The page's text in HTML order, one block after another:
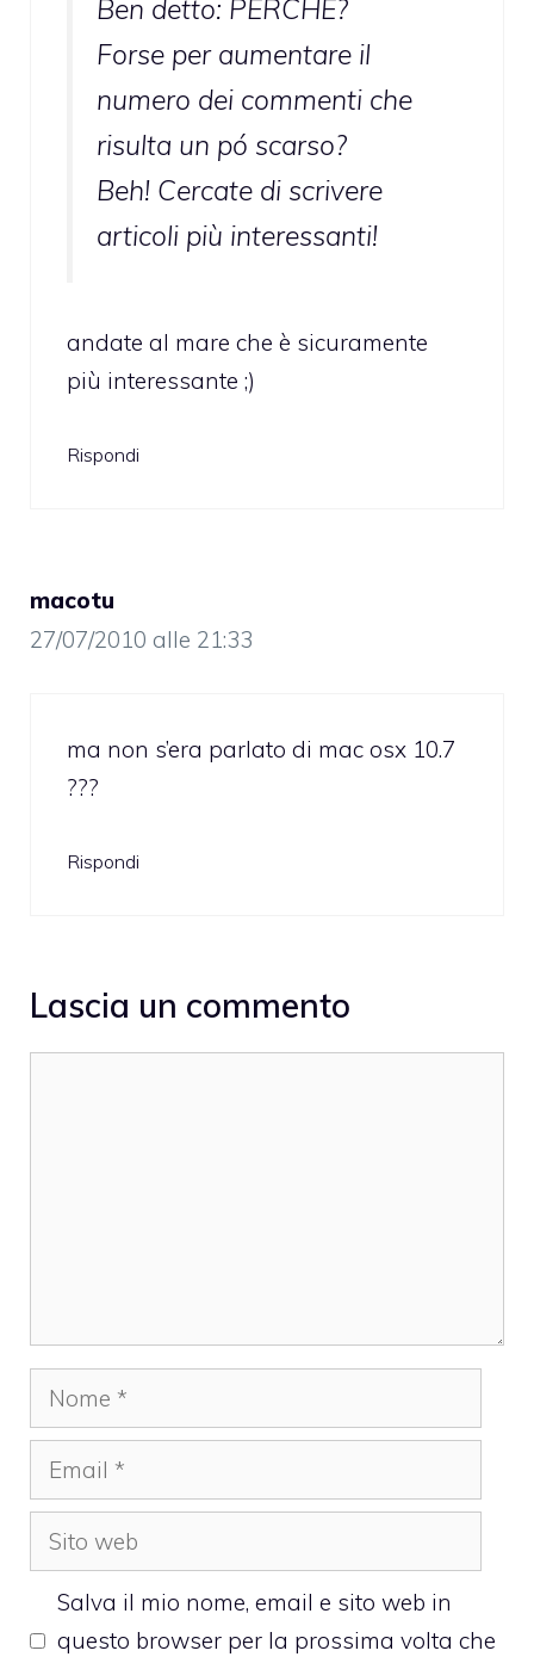
Ben detto: PERCHÉ?
Forse per aumentare il
numero dei commenti che
risulta un pó scarso?
Beh! Cercate di scrivere
articoli più interessanti!
andate al mare che è sicuramente
più interessante ;)
Rispondi
macotu
27/07/2010 alle 21:33
ma non s’era parlato di mac osx 10.7
???
Rispondi
Lascia un commento
Nome
Email
Sito
web
Salva il mio nome, email e sito web in
questo browser per la prossima volta che